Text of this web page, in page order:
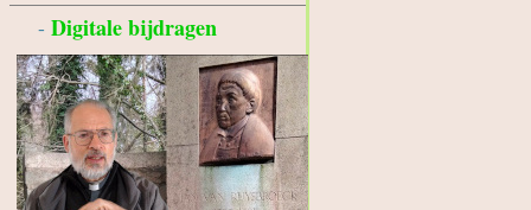
- Digitale bijdragen